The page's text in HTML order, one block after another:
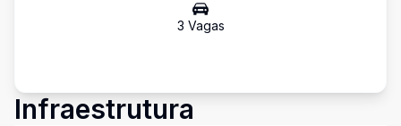
3 Vagas
Infraestrutura